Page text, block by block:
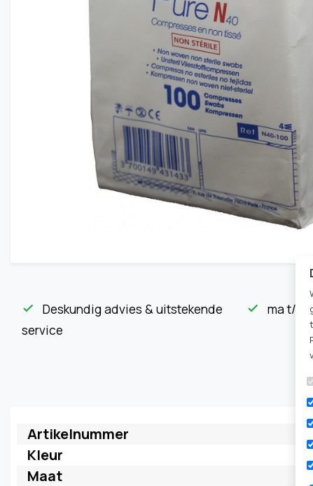
check
Deskundig advies & uitstekende
service
check ma t/m
Artikelnummer
Kleur
Maat